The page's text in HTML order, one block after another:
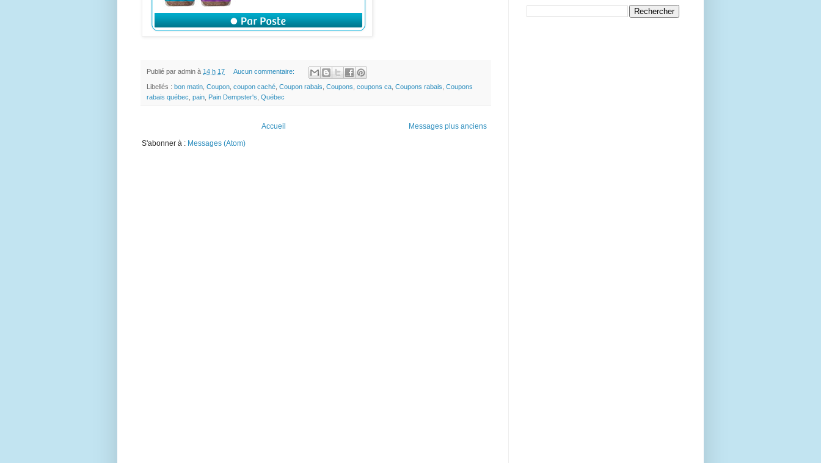
Publié par admin à 14 h 17 Aucun commentaire:
Libellés : bon matin Coupon coupon caché Coupon rabais Coupons coupons ca Coupons rabais Coupons
rabais québec pain Pain Dempster's Québec
Messages plus anciens
Accueil
S'abonner à : Messages (Atom)